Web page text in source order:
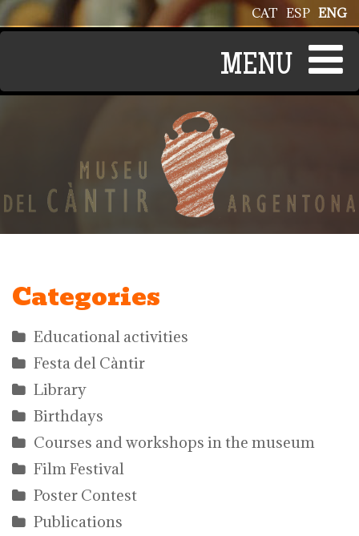
Skip to main content ENG
ESP
CAT
Categories
Educational activities
Festa del Càntir
Library
Birthdays
Courses and workshops in the museum
Film Festival
Poster Contest
Publications